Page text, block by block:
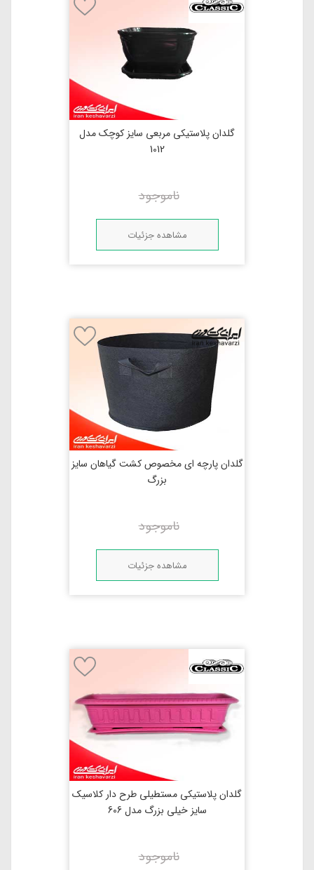
گلدان پلاستیکی مربعی سایز کوچک مدل
1012
ناموجود
مشاهده جزئیات
گلدان پارچه ای مخصوص کشت گیاهان سایز
بزرگ
ناموجود
مشاهده جزئیات
گلدان پلاستیکی مستطیلی طرح دار کلاسیک
سایز خیلی بزرگ مدل 606
ناموجود